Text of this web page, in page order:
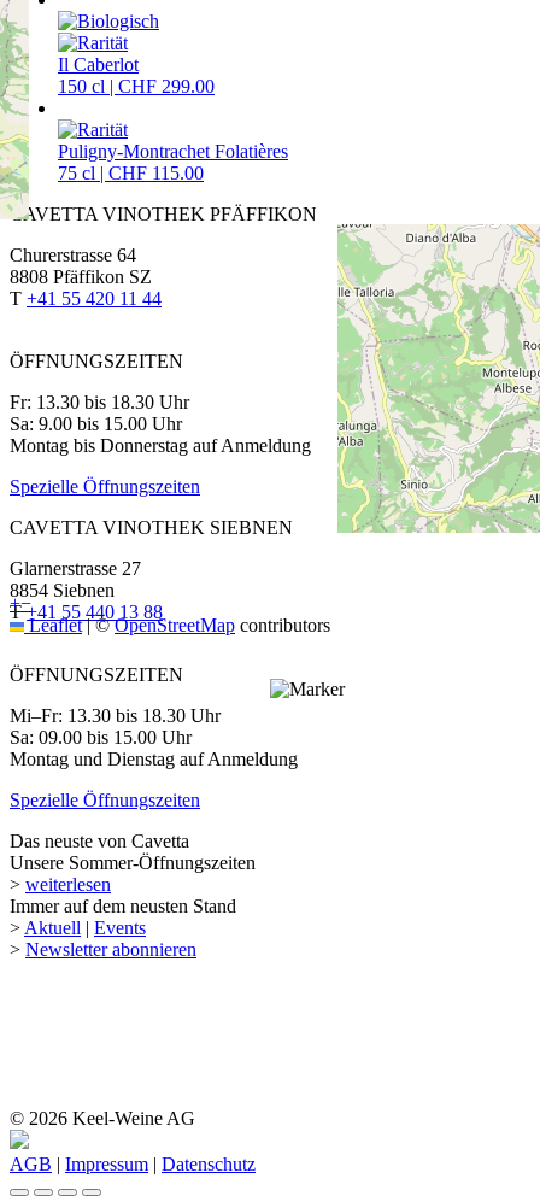
+−
Leaflet |©OpenStreetMap contributors
Il Caberlot
150 cl | CHF 299.00
Puligny-Montrachet Folatières
75 cl | CHF 115.00
CAVETTA VINOTHEK PFÄFFIKON
Churerstrasse 64
8808 Pfäffikon SZ
T +41 55 420 11 44
ÖFFNUNGSZEITEN
Fr: 13.30 bis 18.30 Uhr
Sa: 9.00 bis 15.00 Uhr
Montag bis Donnerstag auf Anmeldung
Spezielle Öffnungszeiten
CAVETTA VINOTHEK SIEBNEN
Glarnerstrasse 27
8854 Siebnen
T+41 55 440 13 88
ÖFFNUNGSZEITEN
Mi–Fr: 13.30 bis 18.30 Uhr
Sa: 09.00 bis 15.00 Uhr
Montag und Dienstag auf Anmeldung
Spezielle Öffnungszeiten
Das neuste von Cavetta
Unsere Sommer-Öffnungszeiten
> weiterlesen
Immer auf dem neusten Stand
> Aktuell | Events
> Newsletter abonnieren
© 2026 Keel-Weine AG
AGB | Impressum | Datenschutz